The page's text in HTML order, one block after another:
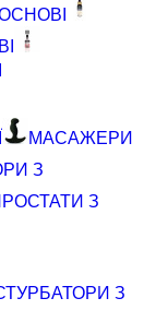
МАСАЖЕРИ
З
З
З